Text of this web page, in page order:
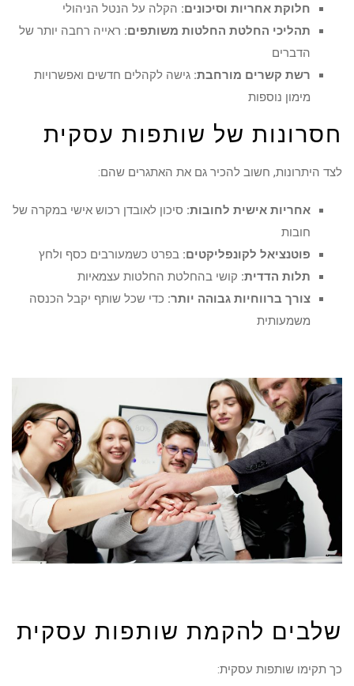
חלוקת אחריות וסיכונים:הקלה על הנטל הניהולי
תהליכי החלטת החלטות משותפים:ראייה רחבה יותר של
הדברים
רשת קשרים מורחבת:גישה לקהלים חדשים ואפשרויות
מימון נוספות
חסרונות של שותפות עסקית
לצד היתרונות, חשוב להכיר גם את האתגרים שהם:
אחריות אישית לחובות:סיכון לאובדן רכוש אישי במקרה של
חובות
פוטנציאל לקונפליקטים:בפרט כשמעורבים כסף ולחץ
תלות הדדית:קושי בהחלטת החלטות עצמאיות
צורך ברווחיות גבוהה יותר:כדי שכל שותף יקבל הכנסה
משמעותית
שלבים להקמת שותפות עסקית
כך תקימו שותפות עסקית: